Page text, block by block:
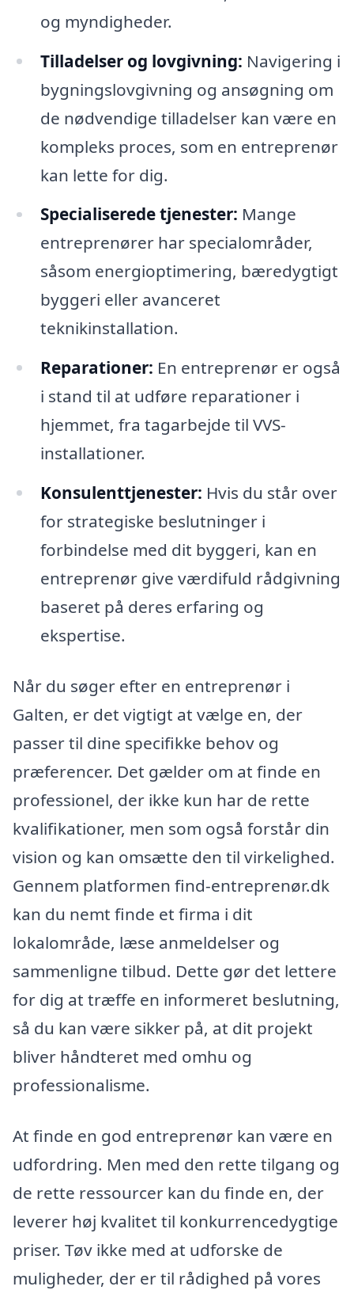
og myndigheder.
Tilladelser og lovgivning: Navigering i
bygningslovgivning og ansøgning om
de nødvendige tilladelser kan være en
kompleks proces, som en entreprenør
kan lette for dig.
Specialiserede tjenester: Mange
entreprenører har specialområder,
såsom energioptimering, bæredygtigt
byggeri eller avanceret
teknikinstallation.
Reparationer: En entreprenør er også
i stand til at udføre reparationer i
hjemmet, fra tagarbejde til VVS-
installationer.
Konsulenttjenester: Hvis du står over
for strategiske beslutninger i
forbindelse med dit byggeri, kan en
entreprenør give værdifuld rådgivning
baseret på deres erfaring og
ekspertise.
Når du søger efter en entreprenør i
Galten, er det vigtigt at vælge en, der
passer til dine specifikke behov og
præferencer. Det gælder om at finde en
professionel, der ikke kun har de rette
kvalifikationer, men som også forstår din
vision og kan omsætte den til virkelighed.
Gennem platformen find-entreprenør.dk
kan du nemt finde et firma i dit
lokalområde, læse anmeldelser og
sammenligne tilbud. Dette gør det lettere
for dig at træffe en informeret beslutning,
så du kan være sikker på, at dit projekt
bliver håndteret med omhu og
professionalisme.
At finde en god entreprenør kan være en
udfordring. Men med den rette tilgang og
de rette ressourcer kan du finde en, der
leverer høj kvalitet til konkurrencedygtige
priser. Tøv ikke med at udforske de
muligheder, der er til rådighed på vores